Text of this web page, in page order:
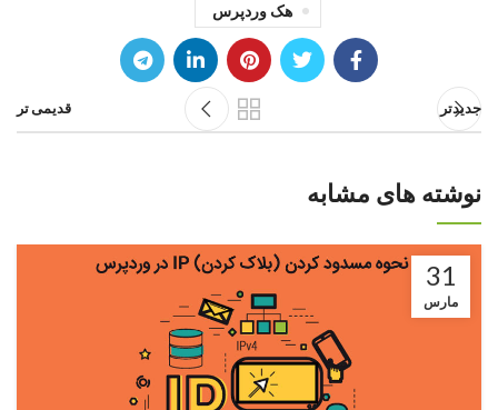
هک وردپرس
جدیدتر قدیمی تر
نوشته های مشابه
31
مارس